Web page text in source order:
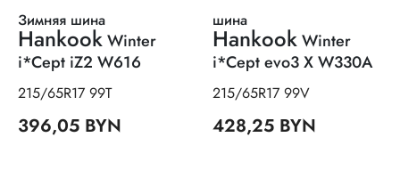
Зимняя шина
HankookWinter
i*Cept iZ2 W616
215/65R17 99T
396,05 BYN
шина
Hankook Winter
i*Cept evo3 X W330A
215/65R17 99V
428,25 BYN